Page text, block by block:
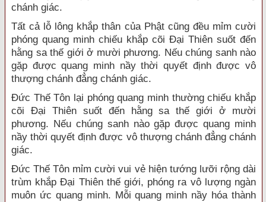
chánh giác.
Tất cả lỗ lông khắp thân của Phật cũng đều mỉm cười
phóng quang minh chiếu khắp cõi Đại Thiên suốt đến
hằng sa thế giới ở mười phương. Nếu chúng sanh nào
gặp được quang minh nầy thời quyết định được vô
thượng chánh đẳng chánh giác.
Đức Thế Tôn lại phóng quang minh thường chiếu khắp
cõi Đại Thiên suốt đến hằng sa thế giới ở mười
phương. Nếu chúng sanh nào gặp được quang minh
nầy thời quyết định được vô thượng chánh đẳng chánh
giác.
Đức Thế Tôn mỉm cười vui vẻ hiện tướng lưỡi rộng dài
trùm khắp Đại Thiên thế giới, phóng ra vô lượng ngàn
muôn ức quang minh. Mỗi quang minh nầy hóa thành